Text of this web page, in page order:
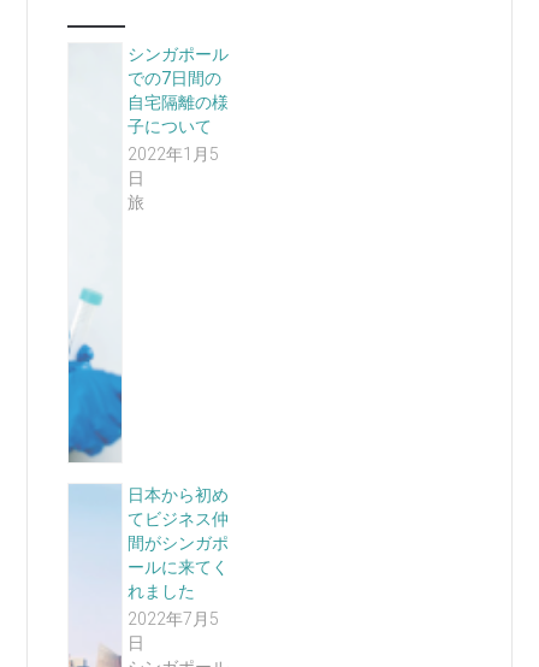
シンガポール
での7日間の
自宅隔離の様
子について
2022年1月5
日
旅
日本から初め
てビジネス仲
間がシンガポ
ールに来てく
れました
2022年7月5
日